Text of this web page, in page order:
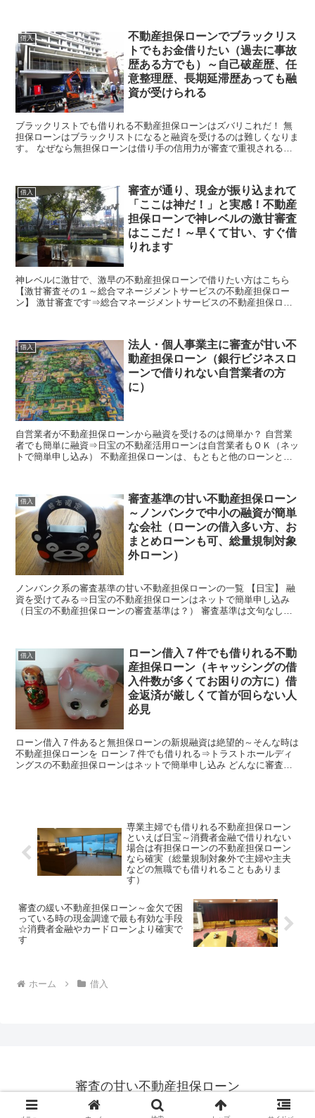
借入
不動産担保ローンでブラックリス
トでもお金借りたい（過去に事故
歴ある方でも）～自己破産歴、任
意整理歴、長期延滞歴あっても融
資が受けられる
ブラックリストでも借りれる不動産担保ローンはズバリこれだ！ 無
担保ローンはブラックリストになると融資を受けるのは難しくなりま
す。 なぜなら無担保ローンは借り手の信用力が審査で重視されるか
借入
審査が通り、現金が振り込まれて
「ここは神だ！」と実感！不動産
担保ローンで神レベルの激甘審査
はここだ！～早くて甘い、すぐ借
りれます
神レベルに激甘で、激早の不動産担保ローンで借りたい方はこちら
【激甘審査その１～総合マネージメントサービスの不動産担保ロー
ン】 激甘審査です⇒総合マネージメントサービスの不動産担保ロー
借入
法人・個人事業主に審査が甘い不
動産担保ローン（銀行ビジネスロ
ーンで借りれない自営業者の方
に）
自営業者が不動産担保ローンから融資を受けるのは簡単か？ 自営業
者でも簡単に融資⇒日宝の不動産活用ローンは自営業者もＯＫ（ネッ
トで簡単申し込み） 不動産担保ローンは、もともと他のローンと違
借入
審査基準の甘い不動産担保ローン
～ノンバンクで中小の融資が簡単
な会社（ローンの借入多い方、お
まとめローンも可、総量規制対象
外ローン）
ノンバンク系の審査基準の甘い不動産担保ローンの一覧 【日宝】 融
資を受けてみる⇒日宝の不動産担保ローンはネットで簡単申し込み
（日宝の不動産担保ローンの審査基準は？） 審査基準は文句なしに
借入
ローン借入７件でも借りれる不動
産担保ローン（キャッシングの借
入件数が多くてお困りの方に）借
金返済が厳しくて首が回らない人
必見
ローン借入７件あると無担保ローンの新規融資は絶望的～そんな時は
不動産担保ローンを ローン７件でも借りれる⇒トラストホールディ
ングスの不動産担保ローンはネットで簡単申し込み どんなに審査の
専業主婦でも借りれる不動産担保ローン
といえば日宝～消費者金融で借りれない
場合は有担保ローンの不動産担保ローン
なら確実（総量規制対象外で主婦や主夫
などの無職でも借りれることもありま
す）
審査の緩い不動産担保ローン～金欠で困
っている時の現金調達で最も有効な手段
☆消費者金融やカードローンより確実で
す
ホーム 借入
審査の甘い不動産担保ローン
© 2020 審査の甘い不動産担保ローン.